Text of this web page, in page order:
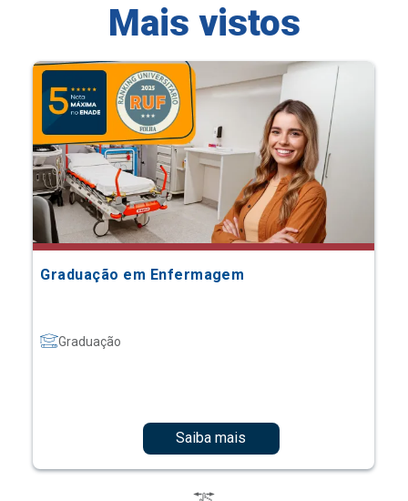
Mais vistos
Graduação em Enfermagem
Graduação
Saiba mais